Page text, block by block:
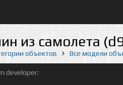
из самолета
объектов Все модели
developer: